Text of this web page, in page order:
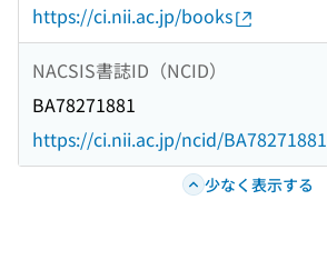
https://ci.nii.ac.jp/books
NACSIS書誌ID（NCID）
BA78271881
https://ci.nii.ac.jp/ncid/BA78271881
少なく表示する